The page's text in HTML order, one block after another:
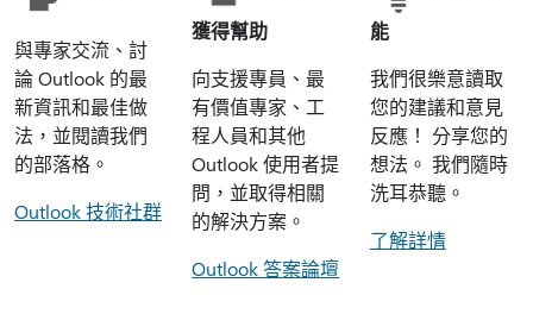
與專家交流、討
論 Outlook 的最
新資訊和最佳做
法，並閱讀我們
的部落格。
Outlook 技術社群
獲得幫助
向支援專員、最
有價值專家、工
程人員和其他
Outlook 使用者提
問，並取得相關
的解決方案。
Outlook 答案論壇
能
我們很樂意讀取
您的建議和意見
反應！ 分享您的
想法。 我們隨時
洗耳恭聽。
了解詳情